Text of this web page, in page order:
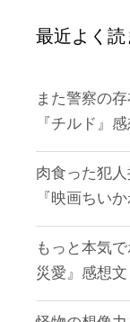
最近よく
また警察の
『チルド』
肉食った犯
『映画ちい
もっと本気
災愛』感想文